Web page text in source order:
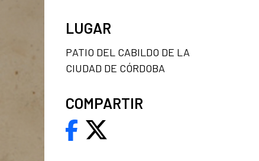
LUGAR
PATIO DEL CABILDO DE LA
CIUDAD DE CÓRDOBA
COMPARTIR